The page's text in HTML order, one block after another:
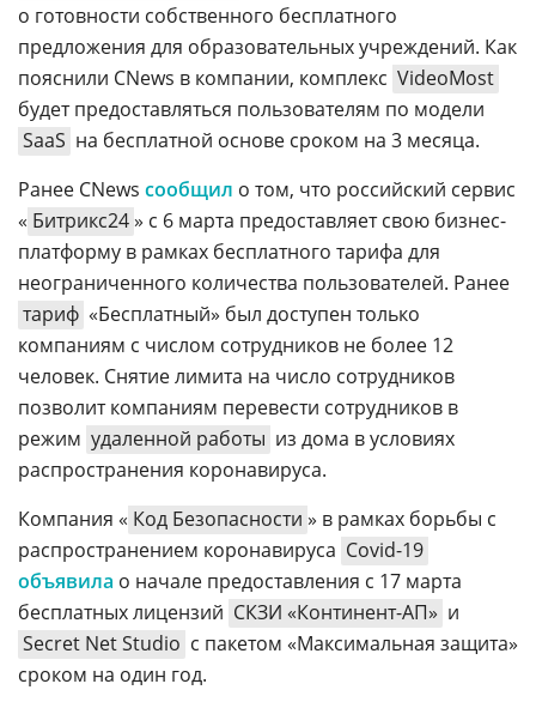
о готовности собственного бесплатного
предложения для образовательных учреждений. Как
пояснили CNews в компании, комплекс VideoMost
будет предоставляться пользователям по модели
SaaS на бесплатной основе сроком на 3 месяца.
Ранее CNews сообщил о том, что российский сервис
« Битрикс24» с 6 марта предоставляет свою бизнес-
платформу в рамках бесплатного тарифа для
неограниченного количества пользователей. Ранее
тариф «Бесплатный» был доступен только
компаниям с числом сотрудников не более 12
человек. Снятие лимита на число сотрудников
позволит компаниям перевести сотрудников в
режим удаленной работы из дома в условиях
распространения коронавируса.
Компания « Код Безопасности » в рамках борьбы с
распространением коронавируса Covid-19
объявила о начале предоставления с 17 марта
бесплатных лицензий СКЗИ «Континент-АП» и
Secret Net Studio c пакетом «Максимальная защита»
сроком на один год.